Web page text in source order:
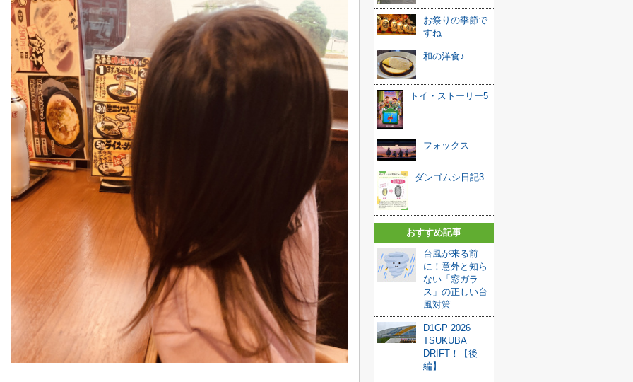
お祭りの季節で
すね
和の洋食♪
トイ・ストーリー5
フォックス
ダンゴムシ日記3
おすすめ記事
台風が来る前
に！意外と知ら
ない「窓ガラ
ス」の正しい台
風対策
D1GP 2026
TSUKUBA
DRIFT！【後
編】